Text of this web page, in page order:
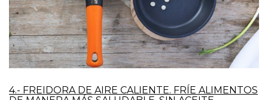
4.- FREIDORA DE AIRE CALIENTE. FRÍE ALIMENTOS